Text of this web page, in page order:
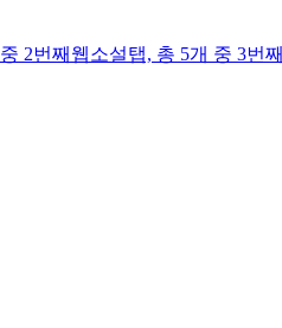
2번째 웹소설탭, 총 5개 중 3번째